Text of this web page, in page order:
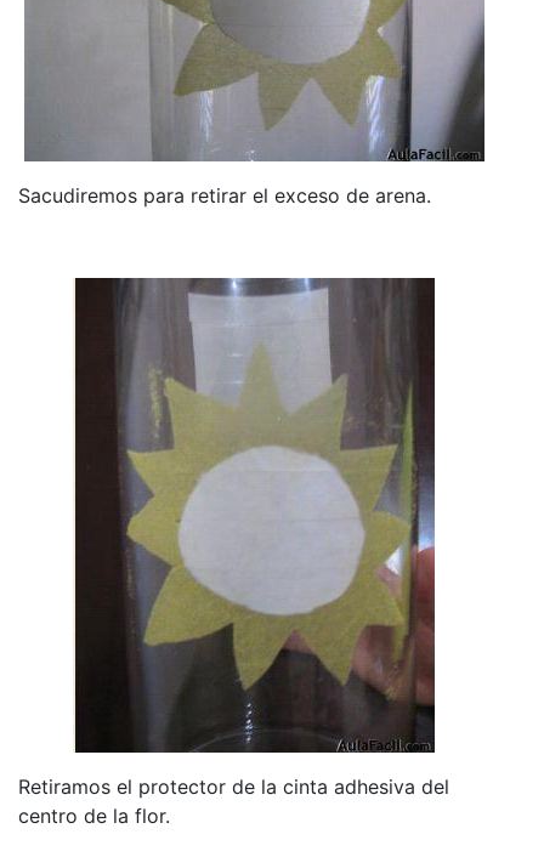
Sacudiremos para retirar el exceso de arena.
Retiramos el protector de la cinta adhesiva del
centro de la flor.